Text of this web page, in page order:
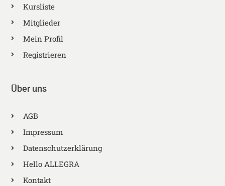
Kursliste
Mitglieder
Mein Profil
Registrieren
Über uns
AGB
Impressum
Datenschutzerklärung
Hello ALLEGRA
Kontakt